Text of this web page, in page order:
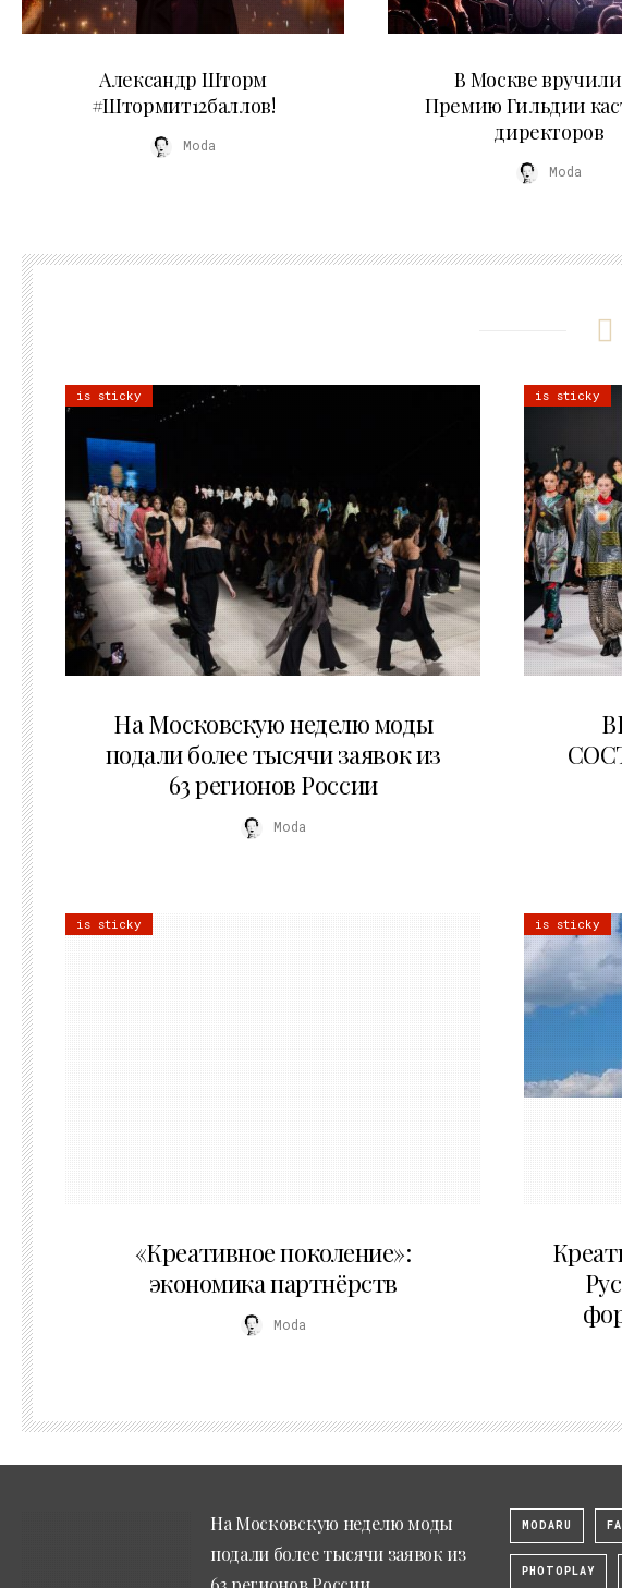
Александр Шторм
#Штормит12баллов!
Moda
В Москве
Премию Гильдии
директоров
Moda
is sticky
На Московскую неделю моды
подали более тысячи заявок из
63 регионов России
Moda
is sticky
is sticky
«Креативное поколение»:
экономика партнёрств
Moda
is sticky
На Московскую неделю моды
подали более тысячи заявок из
MODARU
PHOTOPLAY